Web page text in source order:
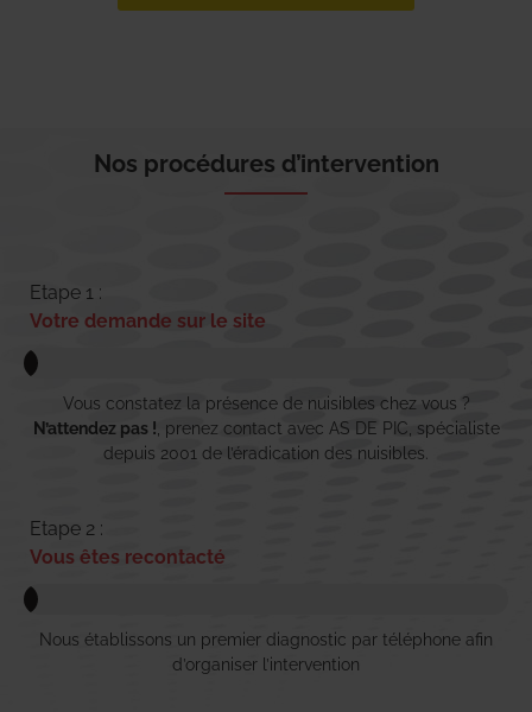
Nos procédures d’intervention
Etape 1 :
Votre demande sur le site
Vous constatez la présence de nuisibles chez vous ?
N’attendez pas ! , prenez contact avec AS DE PIC, spécialiste
depuis 2001 de l’éradication des nuisibles.
Etape 2 :
Vous êtes recontacté
Nous établissons un premier diagnostic par téléphone afin
d’organiser l’intervention